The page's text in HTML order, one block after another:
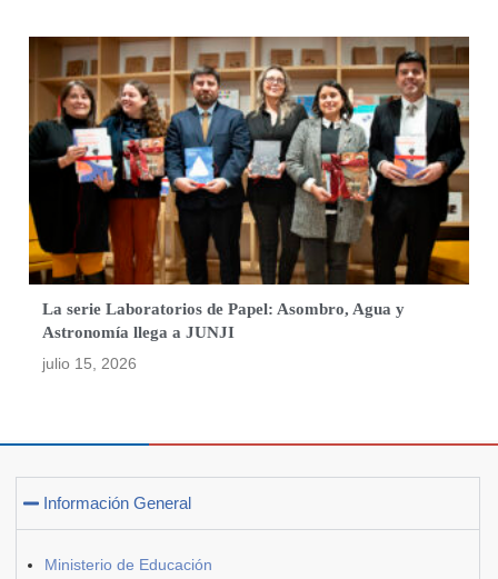
La serie Laboratorios de Papel: Asombro, Agua y
Astronomía llega a JUNJI
julio 15, 2026
Información General
Ministerio de Educación